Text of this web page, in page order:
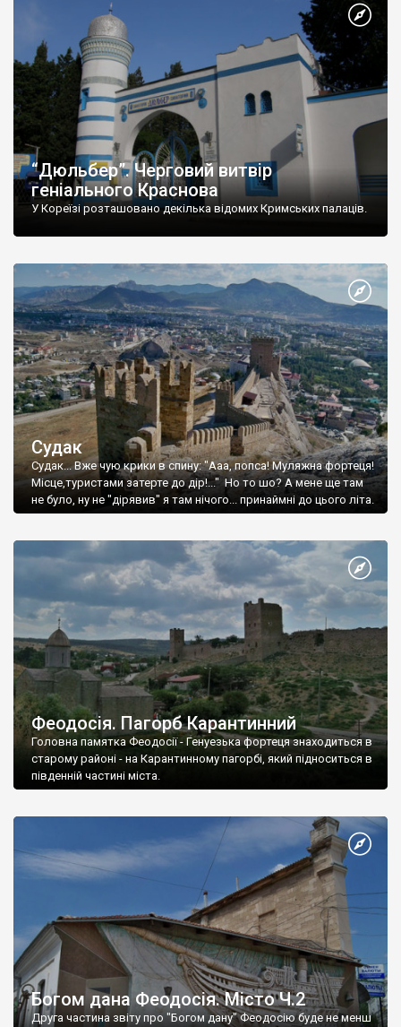
“Дюльбер”. Черговий витвір
геніального Краснова
У Кореїзі розташовано декілька відомих Кримських палаців.
Судак
Судак... Вже чую крики в спину: "Ааа, попса! Муляжна фортеця!
Місце,туристами затерте до дір!..." Но то шо? А мене ще там
не було, ну не "дірявив" я там нічого... принаймні до цього літа.
Феодосія. Пагорб Карантинний
Головна памятка Феодосії - Генуезька фортеця знаходиться в
старому районі - на Карантинному пагорбі, який підноситься в
південній частині міста.
Богом дана Феодосія. Місто Ч.2
Друга частина звіту про "Богом дану" Феодосію буде не менш